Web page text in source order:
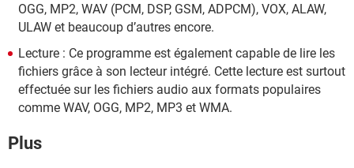
OGG, MP2, WAV (PCM, DSP, GSM, ADPCM), VOX, ALAW,
ULAW et beaucoup d’autres encore.
Lecture : Ce programme est également capable de lire les
fichiers grâce à son lecteur intégré. Cette lecture est surtout
effectuée sur les fichiers audio aux formats populaires
comme WAV, OGG, MP2, MP3 et WMA.
Plus